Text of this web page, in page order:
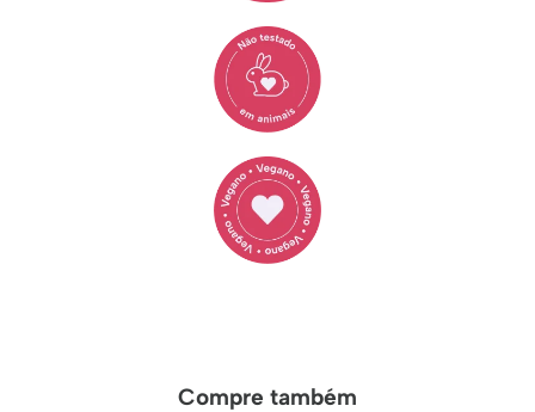
Compre também